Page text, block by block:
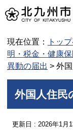
現在位置： トッ
明・税金・健康
異動の届出 > 外
外国人住民
更新日 : 2026年1月